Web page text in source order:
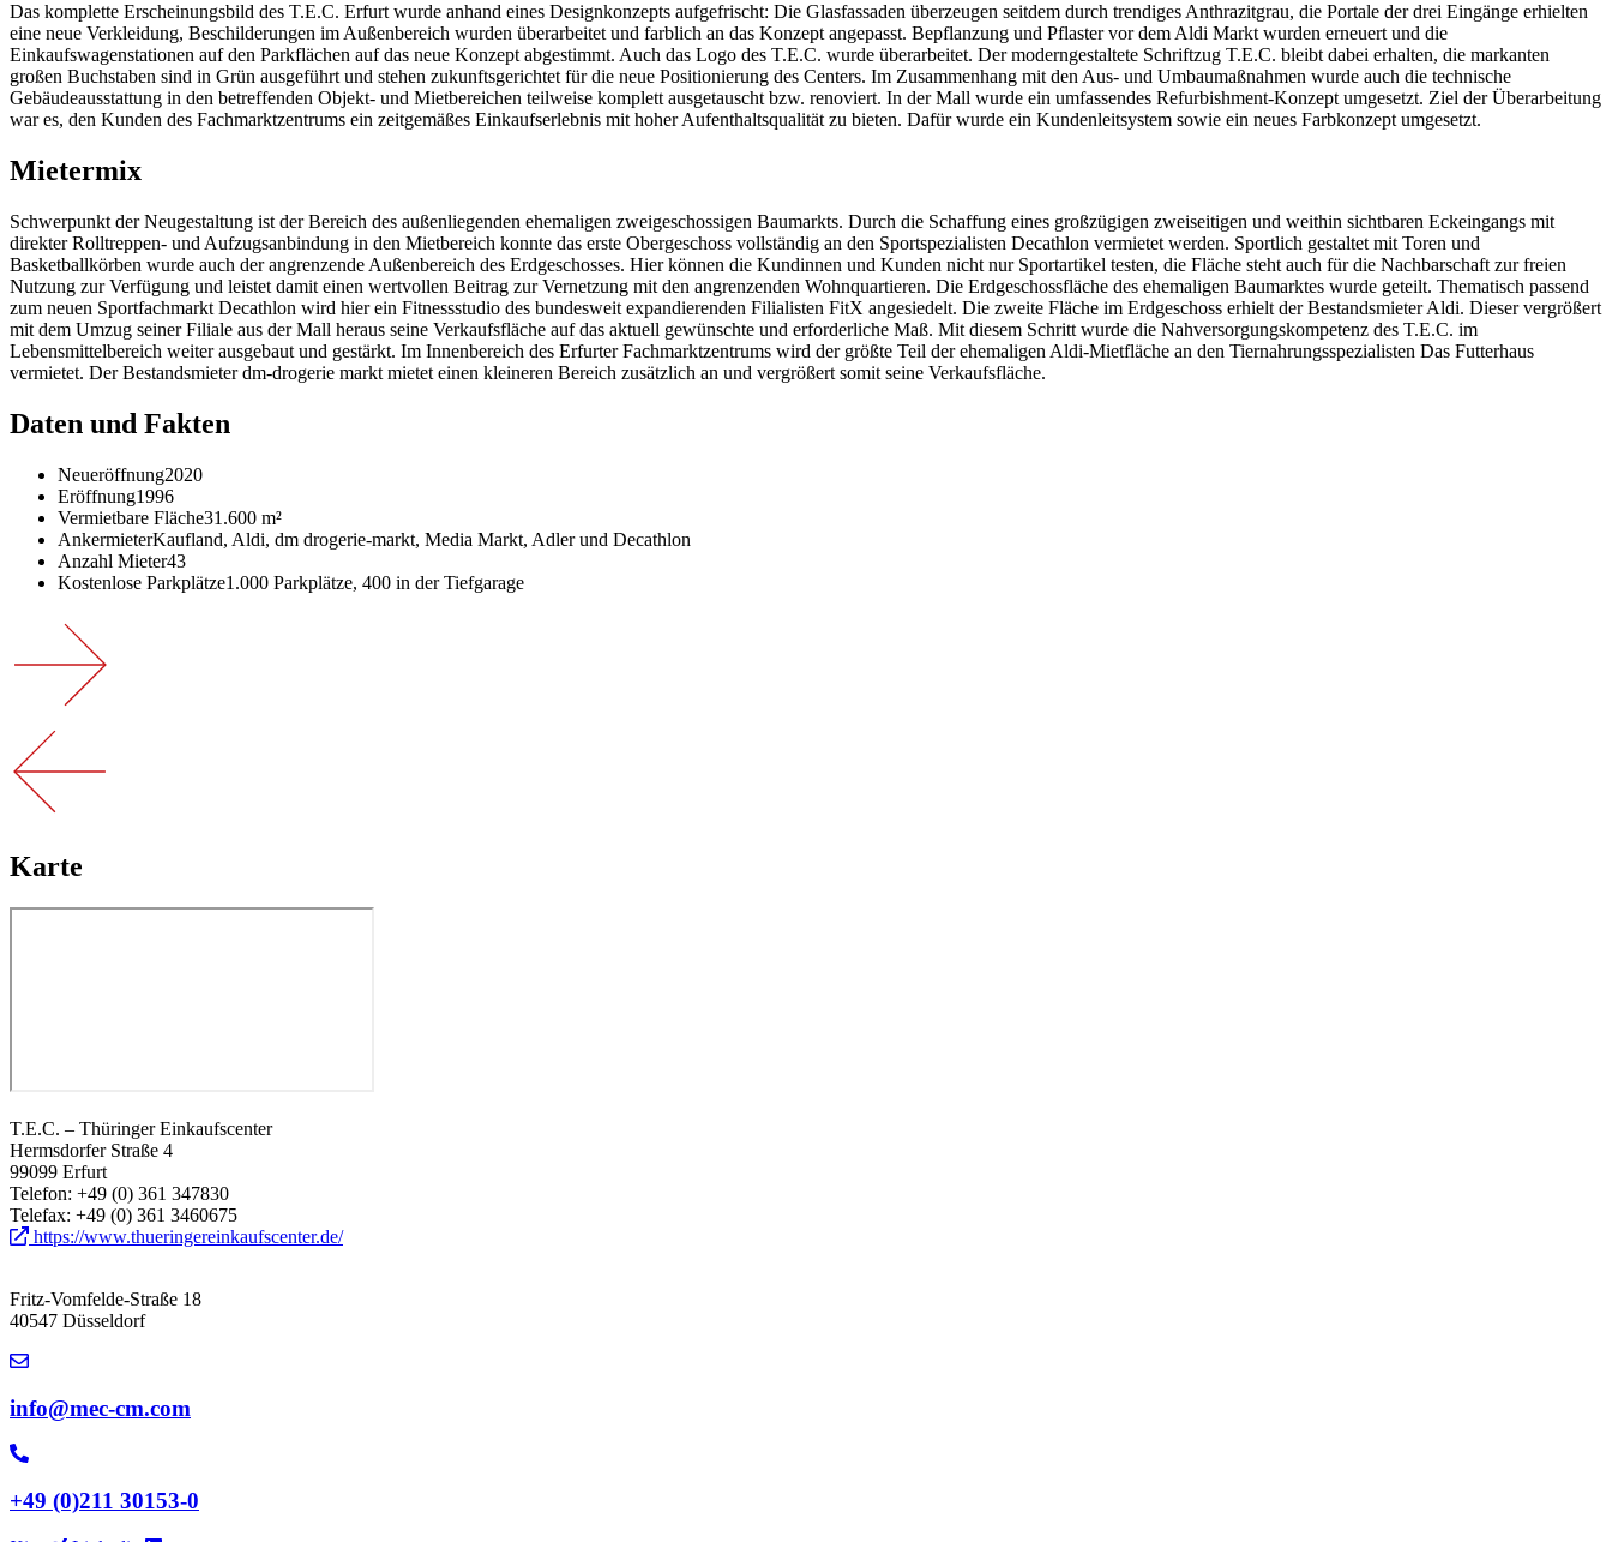
Das komplette Erscheinungsbild des T.E.C. Erfurt wurde anhand eines Designkonzepts aufgefrischt: Die Glasfassaden überzeugen seitdem durch trendiges Anthrazitgrau, die Portale der drei Eingänge erhielten
eine neue Verkleidung, Beschilderungen im Außenbereich wurden überarbeitet und farblich an das Konzept angepasst. Bepflanzung und Pflaster vor dem Aldi Markt wurden erneuert und die
Einkaufswagenstationen auf den Parkflächen auf das neue Konzept abgestimmt. Auch das Logo des T.E.C. wurde überarbeitet. Der moderngestaltete Schriftzug T.E.C. bleibt dabei erhalten, die markanten
großen Buchstaben sind in Grün ausgeführt und stehen zukunftsgerichtet für die neue Positionierung des Centers. Im Zusammenhang mit den Aus- und Umbaumaßnahmen wurde auch die technische
Gebäudeausstattung in den betreffenden Objekt- und Mietbereichen teilweise komplett ausgetauscht bzw. renoviert. In der Mall wurde ein umfassendes Refurbishment-Konzept umgesetzt. Ziel der Überarbeitung
war es, den Kunden des Fachmarktzentrums ein zeitgemäßes Einkaufserlebnis mit hoher Aufenthaltsqualität zu bieten. Dafür wurde ein Kundenleitsystem sowie ein neues Farbkonzept umgesetzt.
Mietermix
Schwerpunkt der Neugestaltung ist der Bereich des außenliegenden ehemaligen zweigeschossigen Baumarkts. Durch die Schaffung eines großzügigen zweiseitigen und weithin sichtbaren Eckeingangs mit
direkter Rolltreppen- und Aufzugsanbindung in den Mietbereich konnte das erste Obergeschoss vollständig an den Sportspezialisten Decathlon vermietet werden. Sportlich gestaltet mit Toren und
Basketballkörben wurde auch der angrenzende Außenbereich des Erdgeschosses. Hier können die Kundinnen und Kunden nicht nur Sportartikel testen, die Fläche steht auch für die Nachbarschaft zur freien
Nutzung zur Verfügung und leistet damit einen wertvollen Beitrag zur Vernetzung mit den angrenzenden Wohnquartieren. Die Erdgeschossfläche des ehemaligen Baumarktes wurde geteilt. Thematisch passend
zum neuen Sportfachmarkt Decathlon wird hier ein Fitnessstudio des bundesweit expandierenden Filialisten FitX angesiedelt. Die zweite Fläche im Erdgeschoss erhielt der Bestandsmieter Aldi. Dieser vergrößert
mit dem Umzug seiner Filiale aus der Mall heraus seine Verkaufsfläche auf das aktuell gewünschte und erforderliche Maß. Mit diesem Schritt wurde die Nahversorgungskompetenz des T.E.C. im
Lebensmittelbereich weiter ausgebaut und gestärkt. Im Innenbereich des Erfurter Fachmarktzentrums wird der größte Teil der ehemaligen Aldi-Mietfläche an den Tiernahrungsspezialisten Das Futterhaus
vermietet. Der Bestandsmieter dm-drogerie markt mietet einen kleineren Bereich zusätzlich an und vergrößert somit seine Verkaufsfläche.
Daten und Fakten
Neueröffnung2020
Eröffnung1996
Vermietbare Fläche31.600 m²
AnkermieterKaufland, Aldi, dm drogerie-markt, Media Markt, Adler und Decathlon
Anzahl Mieter43
Kostenlose Parkplätze1.000 Parkplätze, 400 in der Tiefgarage
Karte
T.E.C. – Thüringer Einkaufscenter
Hermsdorfer Straße 4
99099 Erfurt
Telefon: +49 (0) 361 347830
Telefax: +49 (0) 361 3460675
https://www.thueringereinkaufscenter.de/
Fritz-Vomfelde-Straße 18
40547 Düsseldorf
info@mec-cm.com
+49 (0)211 30153-0